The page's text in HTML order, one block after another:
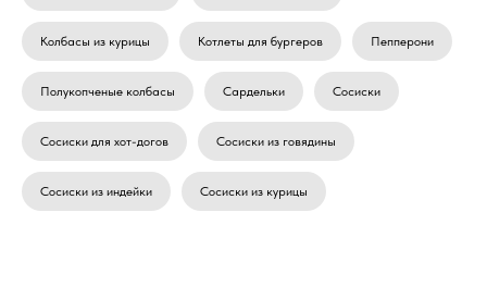
Колбасы из курицы Котлеты для бургеров Пепперони
Полукопченые колбасы Сардельки Сосиски
Сосиски для хот-догов Сосиски из говядины
Сосиски из индейки Сосиски из курицы